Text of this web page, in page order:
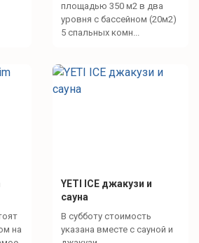
площадью 350 м2 в два
уровня с бассейном (20м2)
5 спальных комн...
на
YETI ICE джакузи и
сауна
В субботу стоимость
указана вместе с сауной и